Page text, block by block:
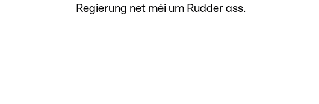
Regierung net méi um Rudder ass.